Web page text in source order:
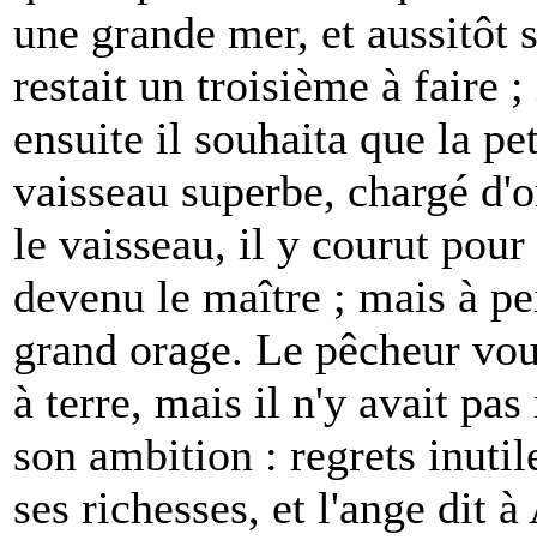
une grande mer, et
restait un troisième à faire
ensuite il souhaita que la
vaisseau superbe, chargé
le vaisseau, il y courut
devenu le maître ; mais à
grand orage. Le pêcheur
à terre, mais il n'y avait
son ambition : regrets
ses richesses, et l'ange dit à